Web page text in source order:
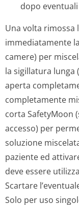
dopo
Una volta rimossa
immediatamente
camere) per
la sigillatura lunga
aperta
completamente
corta SafetyMoon
accesso) per
soluzione
paziente ed
deve essere
Scartare
Solo per uso